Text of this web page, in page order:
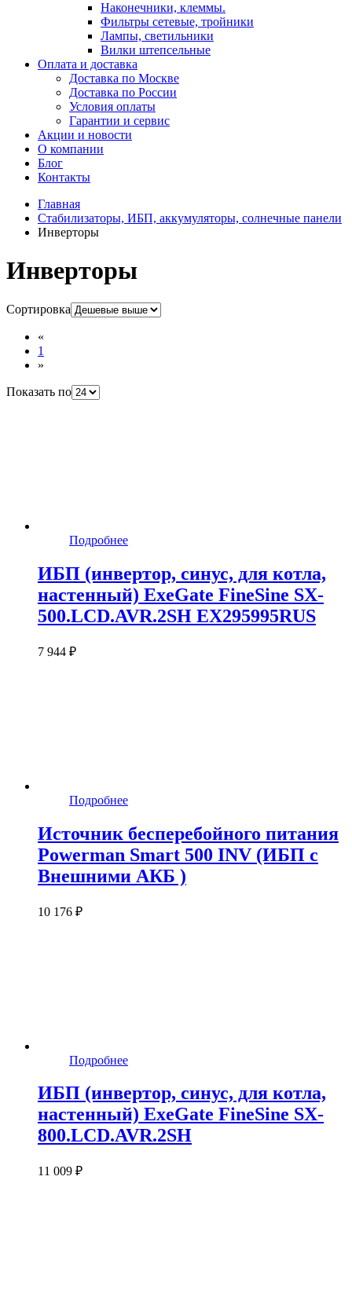
Наконечники, клеммы.
Фильтры сетевые, тройники
Лампы, светильники
Вилки штепсельные
Оплата и доставка
Доставка по Москве
Доставка по России
Условия оплаты
Гарантии и сервис
Акции и новости
О компании
Блог
Контакты
Главная
Стабилизаторы, ИБП, аккумуляторы, солнечные панели
Инверторы
Инверторы
Сортировка
«
1
»
Показать по
Подробнее
ИБП (инвертор, синус, для котла,
настенный) ExeGate FineSine SX-
500.LCD.AVR.2SH EX295995RUS
7 944 ₽
Подробнее
Источник бесперебойного питания
Powerman Smart 500 INV (ИБП с
Внешними АКБ )
10 176 ₽
Подробнее
ИБП (инвертор, синус, для котла,
настенный) ExeGate FineSine SX-
800.LCD.AVR.2SH
11 009 ₽